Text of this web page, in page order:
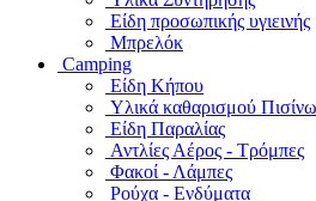
Είδη προσωπικής υγιεινής
Μπρελόκ
Camping
Είδη Κήπου
Υλικά καθαρισμού
Είδη Παραλίας
Αντλίες Αέρος - Τρόμπες
Φακοί - Λάμπες
Ρούχα - Ενδύματα